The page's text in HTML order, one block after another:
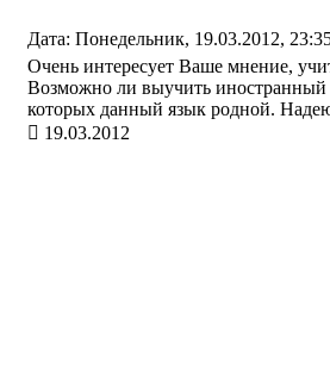
Дата: Понедельник, 19.03.2012,
Очень интересует Ваше мнение,
Возможно ли выучить иностранный
которых данный язык родной.
19.03.2012